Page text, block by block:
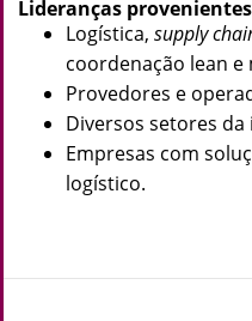
Lideranças
Logística, supply
coordenação lean
Provedores e
Diversos setores
Empresas com
logístico.